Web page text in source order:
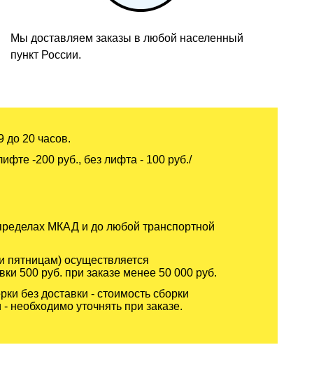
Мы доставляем заказы в любой населенный
пункт России.
до 20 часов.
-200 руб., без лифта - 100 руб./
МКАД и до любой транспортной
осуществляется
500 руб. при заказе менее 50 000 руб.
без доставки - стоимость сборки
необходимо уточнять при заказе.